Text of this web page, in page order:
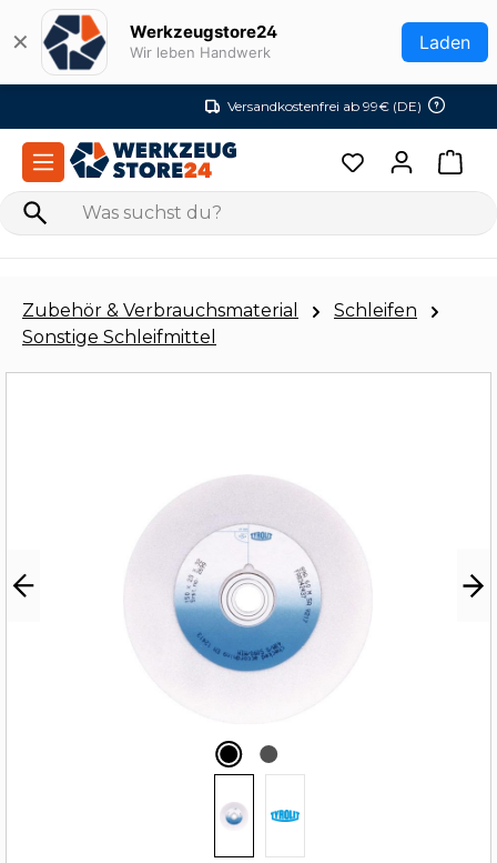
Zum Hauptinhalt springen
✕ Werkzeugstore24
Wir leben Handwerk Laden
Versandkostenfrei ab 99€ (DE)
Zubehör & Verbrauchsmaterial
Schleifen
Sonstige Schleifmittel